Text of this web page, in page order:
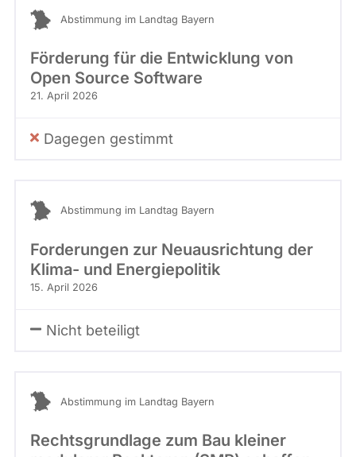
Abstimmung im Landtag Bayern
Förderung für die Entwicklung von
Open Source Software
21. April 2026
Dagegen gestimmt
Abstimmung im Landtag Bayern
Forderungen zur Neuausrichtung der
Klima- und Energiepolitik
15. April 2026
Nicht beteiligt
Abstimmung im Landtag Bayern
Rechtsgrundlage zum Bau kleiner